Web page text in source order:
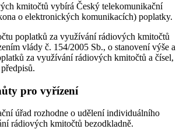
kmitočtů vybírá Český telekomunikační
o elektronických komunikacích) poplatky.
poplatků za využívání rádiových kmitočtů
vlády č. 154/2005 Sb., o stanovení výše a
za využívání rádiových kmitočtů a čísel,
pro vyřízení
úřad rozhodne o udělení individuálního
rádiových kmitočtů bezodkladně.